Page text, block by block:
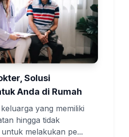
Solusi
Anda di Rumah
yang memiliki
hingga tidak
melakukan pe...